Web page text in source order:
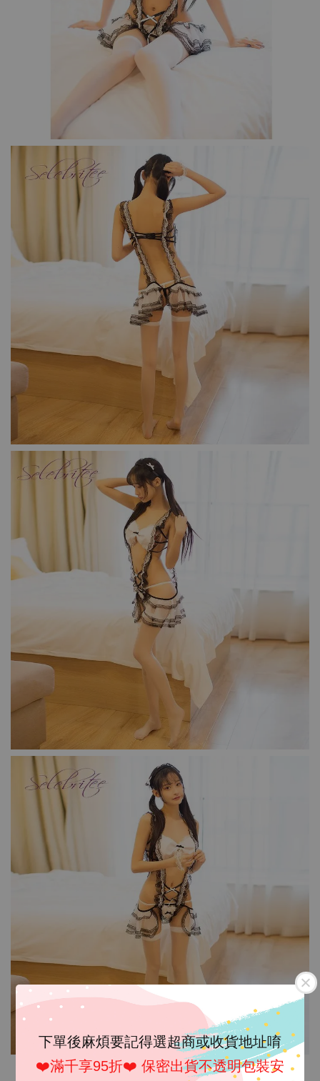
下單後麻煩要記得選超商或收貨地址唷
❤️滿千享95折❤️ 保密出貨不透明包裝安